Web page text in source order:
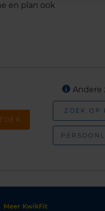
en plan ook
Andere
ZOEK OP
Meer KwikFit